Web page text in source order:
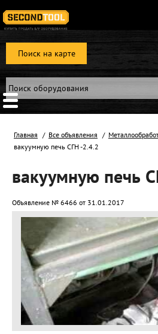
Поиск на карте
Главная Все объявления
вaкуумную пeчь CГН -2.4.2
вaкуумную пeчь
Объявление № 6466 от 31.01.2017